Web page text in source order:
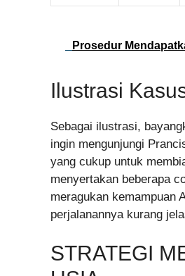
Prosedur
Ilustrasi
Sebagai ilustrasi,
ingin mengunjungi
yang cukup untuk
menyertakan beberapa
meragukan kemampuan
perjalanannya kurang
STRATEGI